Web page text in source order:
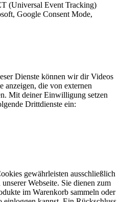
(Universal Event Tracking)
Google Consent Mode,
Dienste können wir dir Videos
anzeigen, die von externen
Mit deiner Einwilligung setzen
Drittdienste ein:
gewährleisten ausschließlich
Webseite. Sie dienen zum
im Warenkorb sammeln oder